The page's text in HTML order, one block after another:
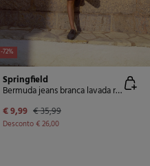
-72%
Springfield
Bermuda jeans branca lavada regular fit
€ 9,99 € 35,99
Desconto€ 26,00